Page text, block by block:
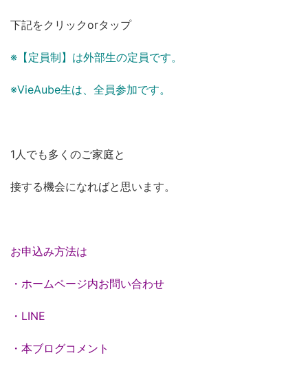
下記をクリックorタップ
※【定員制】は外部生の定員です。
※VieAube生は、全員参加です。
1人でも多くのご家庭と
接する機会になればと思います。
お申込み方法は
・ホームページ内お問い合わせ
・LINE
・本ブログコメント